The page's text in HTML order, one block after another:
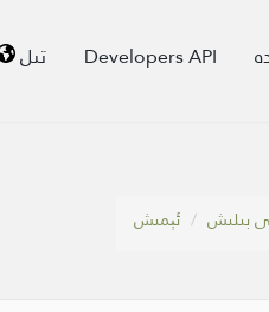
Developers API تىل
بىلىش ئېمىش